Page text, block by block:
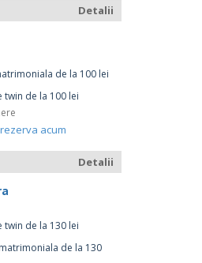
Detalii
de la 100 lei
twin de la 100 lei
acum
Detalii
twin de la 130 lei
de la 130